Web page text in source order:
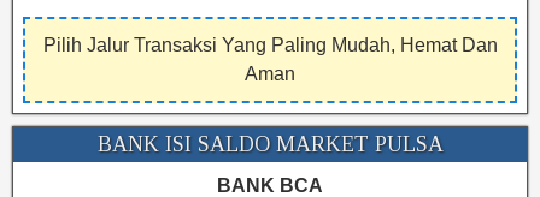
Pilih Jalur Transaksi Yang Paling Mudah, Hemat Dan
Aman
BANK ISI SALDO MARKET PULSA
BANK BCA